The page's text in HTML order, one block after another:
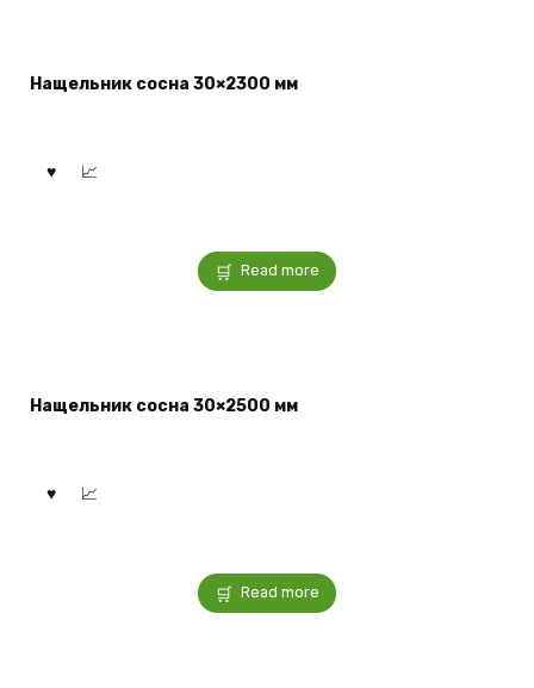
Нащельник сосна 30×2300 мм
Read more
Нащельник сосна 30×2500 мм
Read more